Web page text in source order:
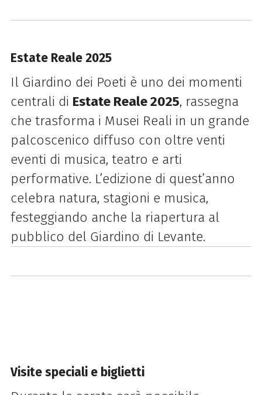
Estate Reale 2025
Il Giardino dei Poeti è uno dei momenti
centrali di Estate Reale 2025, rassegna
che trasforma i Musei Reali in un grande
palcoscenico diffuso con oltre venti
eventi di musica, teatro e arti
performative. L’edizione di quest’anno
celebra natura, stagioni e musica,
festeggiando anche la riapertura al
pubblico del Giardino di Levante.
Visite speciali e biglietti